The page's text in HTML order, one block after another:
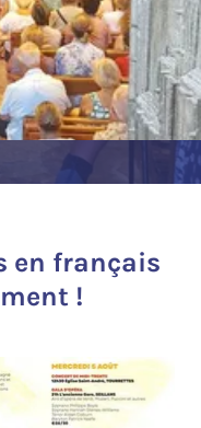
en français
!